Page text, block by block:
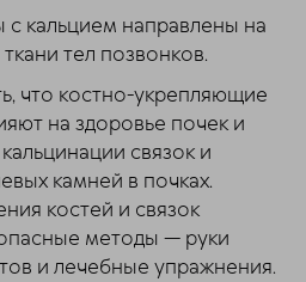
кальцием направлены на
тел позвонков.
что костно-укрепляющие
на здоровье почек и
связок и
камней в почках.
костей и связок
методы — руки
и лечебные упражнения.